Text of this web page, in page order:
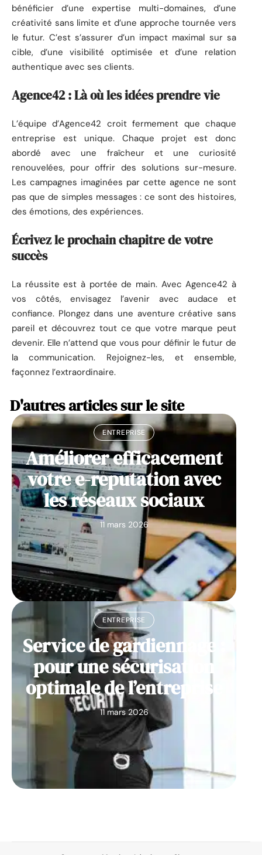
bénéficier d’une expertise multi-domaines, d’une
créativité sans limite et d’une approche tournée vers
le futur. C’est s’assurer d’un impact maximal sur sa
cible, d’une visibilité optimisée et d’une relation
authentique avec ses clients.
Agence42 : Là où les idées prendre vie
L’équipe d’Agence42 croit fermement que chaque
entreprise est unique. Chaque projet est donc
abordé avec une fraîcheur et une curiosité
renouvelées, pour offrir des solutions sur-mesure.
Les campagnes imaginées par cette agence ne sont
pas que de simples messages : ce sont des histoires,
des émotions, des expériences.
Écrivez le prochain chapitre de votre
succès
La réussite est à portée de main. Avec Agence42 à
vos côtés, envisagez l’avenir avec audace et
confiance. Plongez dans une aventure créative sans
pareil et découvrez tout ce que votre marque peut
devenir. Elle n’attend que vous pour définir le futur de
la communication. Rejoignez-les, et ensemble,
façonnez l’extraordinaire.
D'autres articles sur le site
ENTREPRISE
Améliorer efficacement
votre e-reputation avec
les réseaux sociaux
11 mars 2026
ENTREPRISE
Service de gardiennage :
pour une sécurisation
optimale de l’entreprise
11 mars 2026